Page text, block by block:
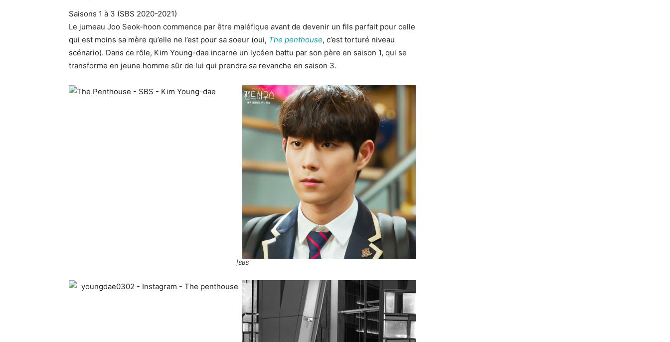
Saisons 1 à 3 (SBS 2020-2021)
Le jumeau Joo Seok-hoon commence par être maléfique avant de devenir un fils parfait pour celle
qui est moins sa mère qu’elle ne l’est pour sa soeur (oui, The penthouse, c’est torturé niveau
scénario). Dans ce rôle, Kim Young-dae incarne un lycéen battu par son père en saison 1, qui se
transforme en jeune homme sûr de lui qui prendra sa revanche en saison 3.
|SBS